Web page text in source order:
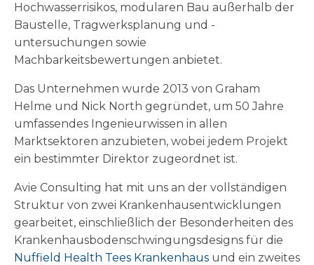
Hochwasserrisikos, modularen Bau außerhalb der
Baustelle, Tragwerksplanung und -
untersuchungen sowie
Machbarkeitsbewertungen anbietet.
Das Unternehmen wurde 2013 von Graham
Helme und Nick North gegründet, um 50 Jahre
umfassendes Ingenieurwissen in allen
Marktsektoren anzubieten, wobei jedem Projekt
ein bestimmter Direktor zugeordnet ist.
Avie Consulting hat mit uns an der vollständigen
Struktur von zwei Krankenhausentwicklungen
gearbeitet, einschließlich der Besonderheiten des
Krankenhausbodenschwingungsdesigns für die
Nuffield Health Tees Krankenhaus und ein zweites